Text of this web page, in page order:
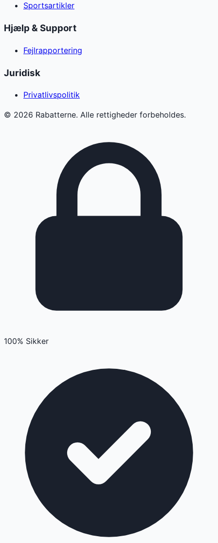
Sportsartikler
Hjælp & Support
Fejlrapportering
Juridisk
Privatlivspolitik
© 2026 Rabatterne. Alle rettigheder forbeholdes.
100% Sikker